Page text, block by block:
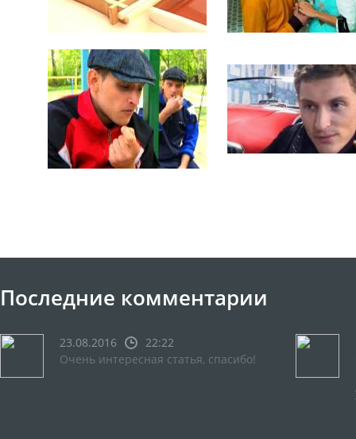
Последние комментарии
23.08.2016
22:22
Очень интересная статья, спасибо!